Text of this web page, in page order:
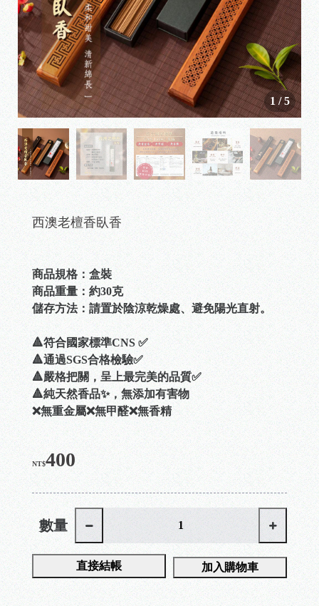
1/5
西澳老檀香臥香
商品規格：盒裝
商品重量：約30克
儲存方法：請置於陰涼乾燥處、避免陽光直射。
🔺符合國家標準CNS ✅
🔺通過SGS合格檢驗✅
🔺嚴格把關，呈上最完美的品質✅
🔺純天然香品✨，無添加有害物
❌無重金屬❌無甲醛❌無香精
NT$400
數量
直接結帳 加入購物車